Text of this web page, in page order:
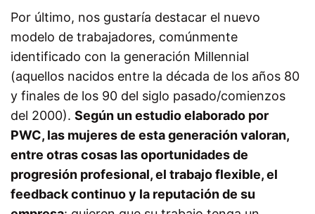
Por último, nos gustaría destacar el nuevo
modelo de trabajadores, comúnmente
identificado con la generación Millennial
(aquellos nacidos entre la década de los años 80
y finales de los 90 del siglo pasado/comienzos
del 2000). Según un estudio elaborado por
PWC, las mujeres de esta generación valoran,
entre otras cosas las oportunidades de
progresión profesional, el trabajo flexible, el
feedback continuo y la reputación de su